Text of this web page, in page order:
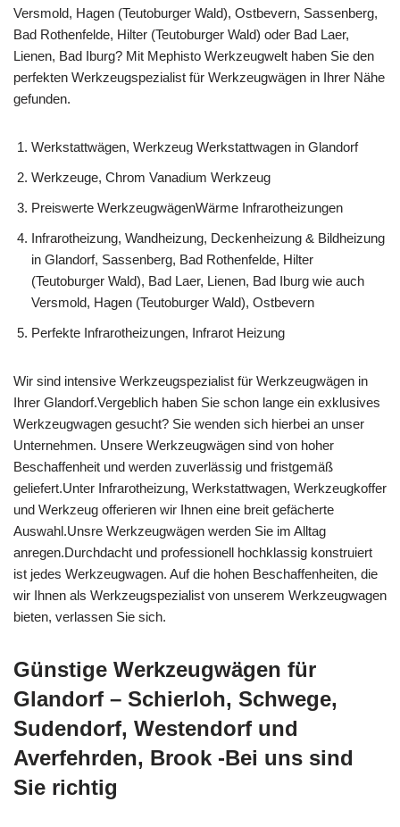
Versmold, Hagen (Teutoburger Wald), Ostbevern, Sassenberg,
Bad Rothenfelde, Hilter (Teutoburger Wald) oder Bad Laer,
Lienen, Bad Iburg? Mit Mephisto Werkzeugwelt haben Sie den
perfekten Werkzeugspezialist für Werkzeugwägen in Ihrer Nähe
gefunden.
Werkstattwägen, Werkzeug Werkstattwagen in Glandorf
Werkzeuge, Chrom Vanadium Werkzeug
Preiswerte WerkzeugwägenWärme Infrarotheizungen
Infrarotheizung, Wandheizung, Deckenheizung & Bildheizung
in Glandorf, Sassenberg, Bad Rothenfelde, Hilter
(Teutoburger Wald), Bad Laer, Lienen, Bad Iburg wie auch
Versmold, Hagen (Teutoburger Wald), Ostbevern
Perfekte Infrarotheizungen, Infrarot Heizung
Wir sind intensive Werkzeugspezialist für Werkzeugwägen in
Ihrer Glandorf.Vergeblich haben Sie schon lange ein exklusives
Werkzeugwagen gesucht? Sie wenden sich hierbei an unser
Unternehmen. Unsere Werkzeugwägen sind von hoher
Beschaffenheit und werden zuverlässig und fristgemäß
geliefert.Unter Infrarotheizung, Werkstattwagen, Werkzeugkoffer
und Werkzeug offerieren wir Ihnen eine breit gefächerte
Auswahl.Unsre Werkzeugwägen werden Sie im Alltag
anregen.Durchdacht und professionell hochklassig konstruiert
ist jedes Werkzeugwagen. Auf die hohen Beschaffenheiten, die
wir Ihnen als Werkzeugspezialist von unserem Werkzeugwagen
bieten, verlassen Sie sich.
Günstige Werkzeugwägen für
Glandorf – Schierloh, Schwege,
Sudendorf, Westendorf und
Averfehrden, Brook -Bei uns sind
Sie richtig